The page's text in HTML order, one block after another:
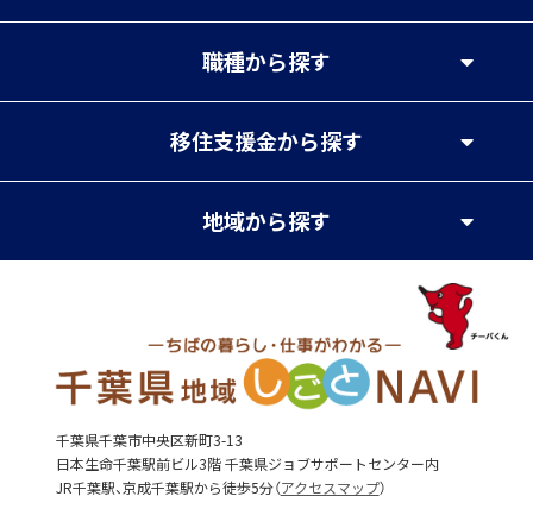
職種から探す
移住支援金から探す
地域から探す
千葉県千葉市中央区新町3-13
日本生命千葉駅前ビル3階 千葉県ジョブサポートセンター内
JR千葉駅、京成千葉駅から徒歩5分（アクセスマップ）